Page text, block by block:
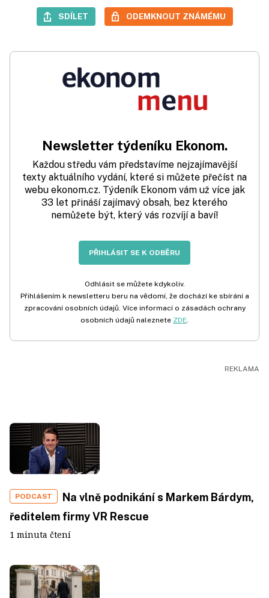
SDÍLET ODEMKNOUT ZNÁMÉMU
Newsletter týdeníku Ekonom.
Každou středu vám představíme nejzajímavější
texty aktuálního vydání, které si můžete přečíst na
webu ekonom.cz. Týdeník Ekonom vám už více jak
33 let přináší zajímavý obsah, bez kterého
nemůžete být, který vás rozvíjí a baví!
PŘIHLÁSIT SE K ODBĚRU
Odhlásit se můžete kdykoliv.
Přihlášením k newsletteru beru na vědomí, že dochází ke sbírání a
zpracování osobních údajů. Více informací o zásadách ochrany
osobních údajů naleznete ZDE.
PODCAST
Na vlně podnikání s Markem Bárdym,
ředitelem firmy VR Rescue
1 minuta čtení